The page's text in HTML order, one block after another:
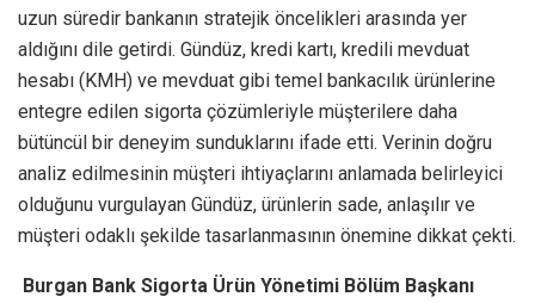
uzun süredir bankanın stratejik öncelikleri arasında yer
aldığını dile getirdi. Gündüz, kredi kartı, kredili mevduat
hesabı (KMH) ve mevduat gibi temel bankacılık ürünlerine
entegre edilen sigorta çözümleriyle müşterilere daha
bütüncül bir deneyim sunduklarını ifade etti. Verinin doğru
analiz edilmesinin müşteri ihtiyaçlarını anlamada belirleyici
olduğunu vurgulayan Gündüz, ürünlerin sade, anlaşılır ve
müşteri odaklı şekilde tasarlanmasının önemine dikkat çekti.
Burgan Bank Sigorta Ürün Yönetimi Bölüm Başkanı